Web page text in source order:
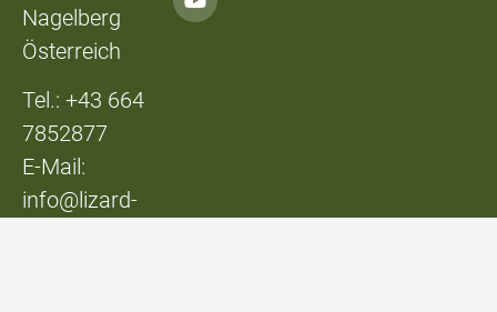
Nagelberg
Österreich
Tel.: +43 664
7852877
E-Mail:
info@lizard-